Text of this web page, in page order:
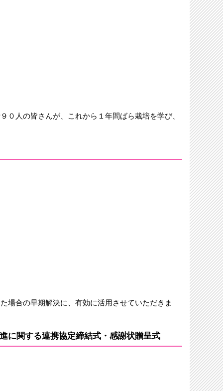
人の皆さんが、これから１年間ばら栽培を学び、
場合の早期解決に、有効に活用させていただきま
に関する連携協定締結式・感謝状贈呈式